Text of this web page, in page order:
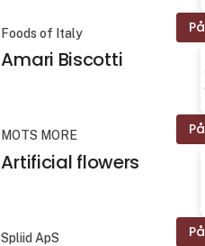
Foods of Italy
Amari Biscotti
MOTS MORE
Artificial flowers
Spliid ApS